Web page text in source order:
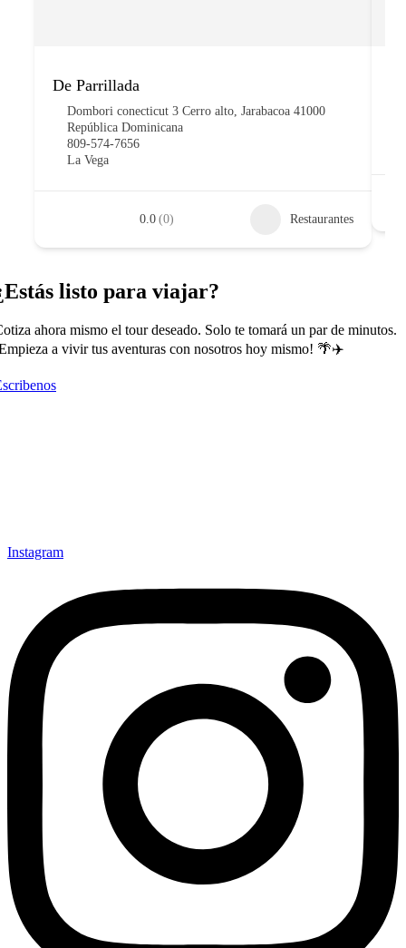
De Parrillada
Dombori conecticut 3 Cerro alto, Jarabacoa 41000
República Dominicana
809-574-7656
La Vega
0.0 (0) Restaurantes
listo para viajar?
ahora mismo el tour deseado. Solo te tomará un par de minutos.
a vivir tus aventuras con nosotros hoy mismo! 🌴✈️
Instagram